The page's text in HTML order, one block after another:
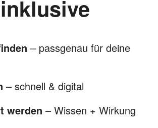
inklusive
– passgenau für deine
– schnell & digital
werden – Wissen + Wirkung